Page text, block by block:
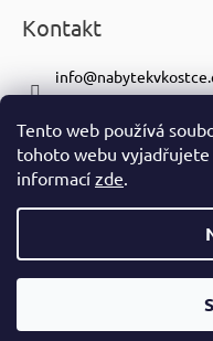
Tento web používá
tohoto webu vyjadřujete
informací zde.
Kontakt
info@
+420 601 116 371
https://
nabytek_v_kostce
Copyright 2026nabytek-
Ve